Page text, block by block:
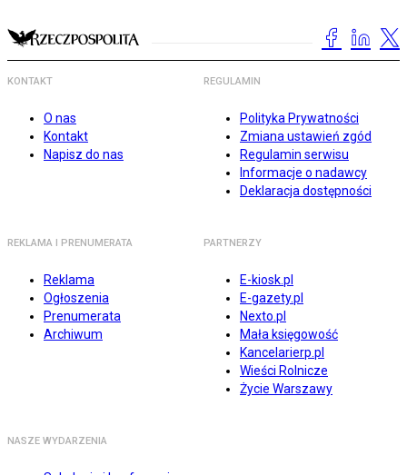
KONTAKT
O nas
Kontakt
Napisz do nas
REGULAMIN
Polityka Prywatności
Zmiana ustawień zgód
Regulamin serwisu
Informacje o nadawcy
Deklaracja dostępności
REKLAMA I PRENUMERATA
Reklama
Ogłoszenia
Prenumerata
Archiwum
PARTNERZY
E-kiosk.pl
E-gazety.pl
Nexto.pl
Mała księgowość
Kancelarierp.pl
Wieści Rolnicze
Życie Warszawy
NASZE WYDARZENIA